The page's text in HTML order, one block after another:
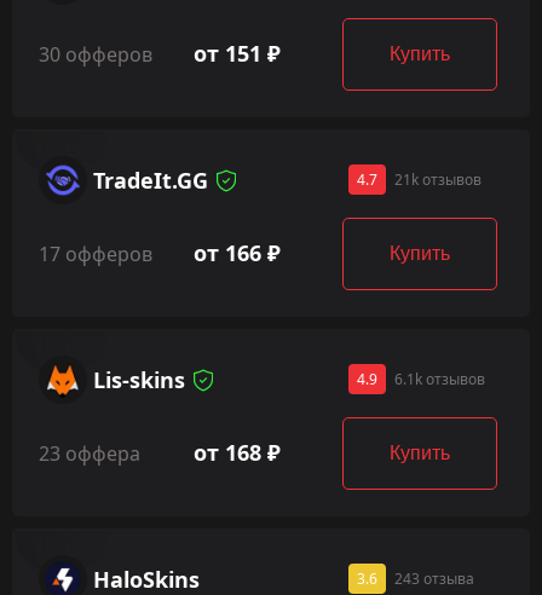
30 офферов от 151 ₽ Купить
TradeIt.GG 4.7 21k отзывов
17 офферов от 166 ₽ Купить
Lis-skins 4.9 6.1k отзывов
23 оффера от 168 ₽ Купить
HaloSkins 3.6 243 отзыва